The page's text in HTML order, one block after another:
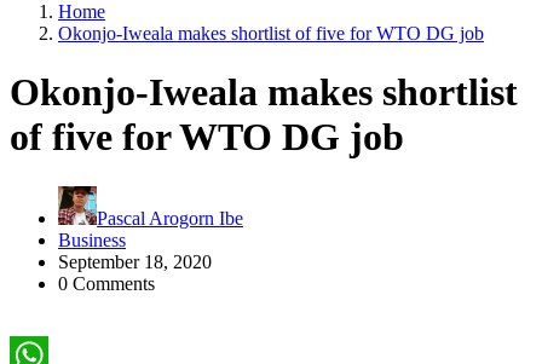
Home
Okonjo-Iweala makes shortlist of five for WTO DG job
Okonjo-Iweala makes shortlist
of five for WTO DG job
Pascal Arogorn Ibe
Business
September 18, 2020
0 Comments